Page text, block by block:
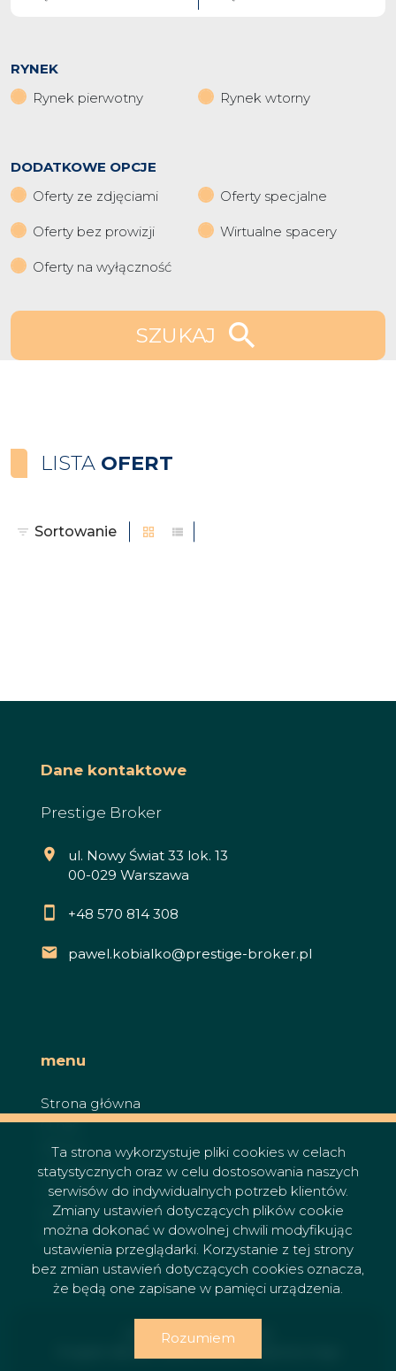
RYNEK
Rynek pierwotny
Rynek wtorny
DODATKOWE OPCJE
Oferty ze zdjęciami
Oferty specjalne
Oferty bez prowizji Wirtualne spacery
Oferty na wyłączność
SZUKAJ
LISTA OFERT
Sortowanie
tabela
lista
Dane kontaktowe
Prestige Broker
ul. Nowy Świat 33 lok. 13
00-029 Warszawa
+48 570 814 308
pawel.kobialko@prestige-broker.pl
menu
Strona główna
O nas
Oferty
Zgłoszenia
Ulubione
Kontakt
Rodo
Prestige Broker © 2026
Ta strona wykorzystuje pliki cookies w celach
statystycznych oraz w celu dostosowania naszych
serwisów do indywidualnych potrzeb klientów.
Zmiany ustawień dotyczących plików cookie
można dokonać w dowolnej chwili modyfikując
ustawienia przeglądarki. Korzystanie z tej strony
bez zmian ustawień dotyczących cookies oznacza,
że będą one zapisane w pamięci urządzenia.
Rozumiem